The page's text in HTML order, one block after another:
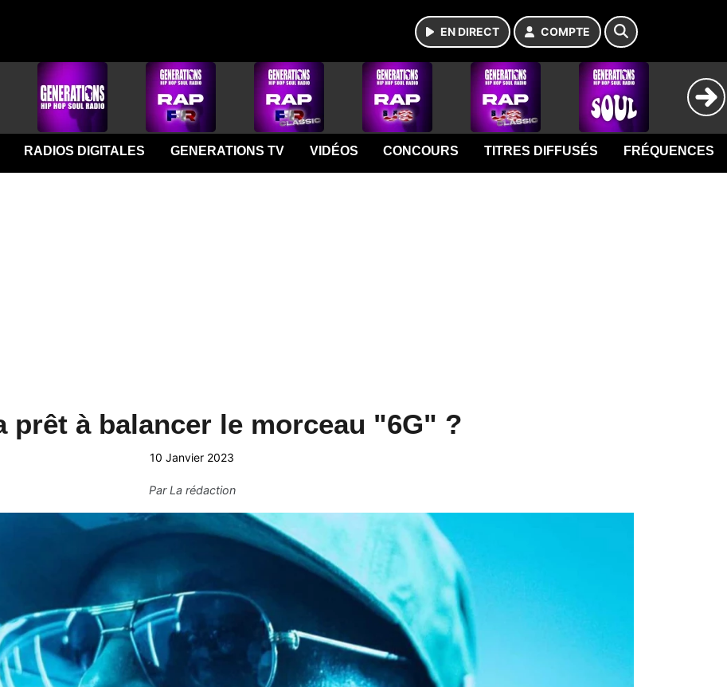
EN DIRECT COMPTE
RADIOS DIGITALES GENERATIONS TV VIDÉOS CONCOURS TITRES DIFFUSÉS FRÉQUENCES
prêt à balancer le morceau "6G" ?
10 Janvier 2023
ParLa rédaction